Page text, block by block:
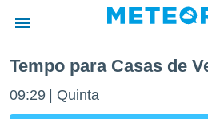
da
Tempo para Casas de
09:29 Quinta